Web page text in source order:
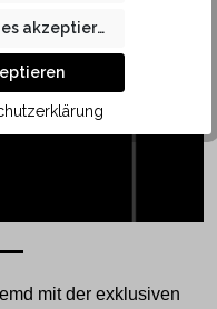
mit der exklusiven
akzeptieren